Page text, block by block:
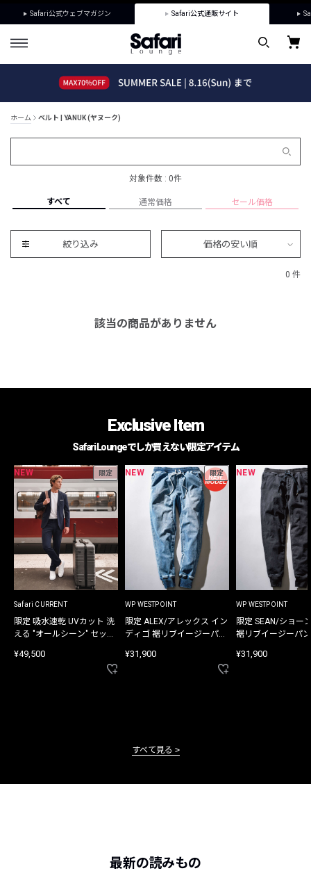
Safari公式ウェブマガジン Safari公式通販サイト
ホーム ベルト | YANUK (ヤヌーク)
対象件数 : 0件
すべて 通常価格 セール価格
絞り込み 価格の安い順
0 件
該当の商品がありません
Exclusive Item
Safari Loungeでしか買えない限定アイテム
NEW 限定
Safari CURRENT
限定 吸水速乾 UVカット 洗
える "オールシーン" セット
¥49,500
NEW 限定
WP WESTPOINT
限定 ALEX/アレックス イン
ディゴ 裾リブイージーパン
¥31,900
NEW
WP WESTPOINT
限定 SEAN/ショー
裾リブイージーパ
¥31,900
すべて見る
最新の読みもの